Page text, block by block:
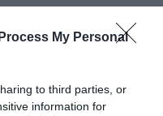
My Personal
to third parties, or
information for